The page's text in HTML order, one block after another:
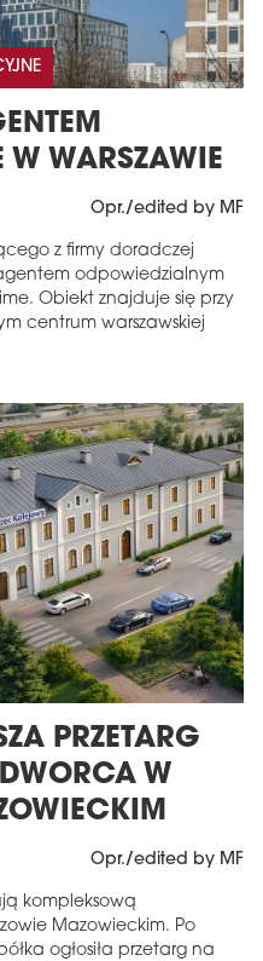
WARSZAWIE
Opr./edited by MF
z firmy doradczej
agentem odpowiedzialnym
Obiekt znajduje się przy
centrum warszawskiej
PRZETARG
W
Opr./edited by MF
kompleksową
Mazowieckim. Po
ogłosiła przetarg na